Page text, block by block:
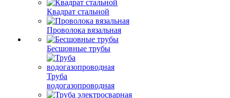
Квадрат стальной
Проволока вязальная
Бесшовные трубы
Труба
водогазопроводная